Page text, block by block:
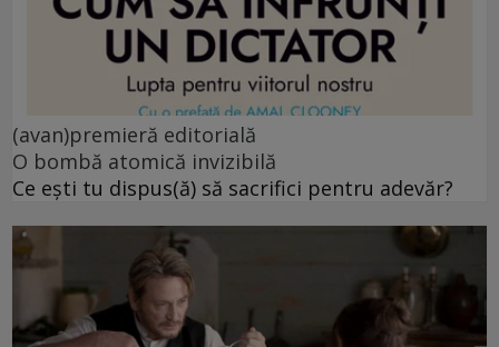
(avan)premieră editorială
O bombă atomică invizibilă
Ce ești tu dispus(ă) să sacrifici pentru adevăr?